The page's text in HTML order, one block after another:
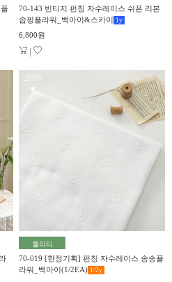
70-143 빈티지 펀칭 자수레이스 쉬폰 리본
솝핑플라워_백아이&스카이 1 y
6,800원
|
20%
▼
퀄리티
70-019 [한정기획] 펀칭 자수레이스 송송플
라워_백아이(1/2EA) 1/2y